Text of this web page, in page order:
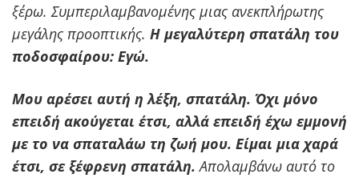
ξέρω. Συμπεριλαμβανομένης μιας ανεκπλήρωτης
μεγάλης προοπτικής. Η μεγαλύτερη σπατάλη του
ποδοσφαίρου: Εγώ.
Μου αρέσει αυτή η λέξη, σπατάλη. Όχι μόνο
επειδή ακούγεται έτσι, αλλά επειδή έχω εμμονή
με το να σπαταλάω τη ζωή μου. Είμαι μια χαρά
έτσι, σε ξέφρενη σπατάλη.Απολαμβάνω αυτό το